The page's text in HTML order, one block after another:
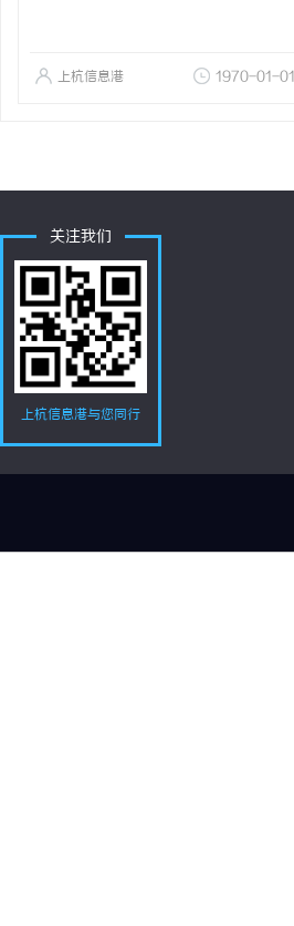
上杭信息港 1970-01-01
关注我们
上杭信息港与您同行